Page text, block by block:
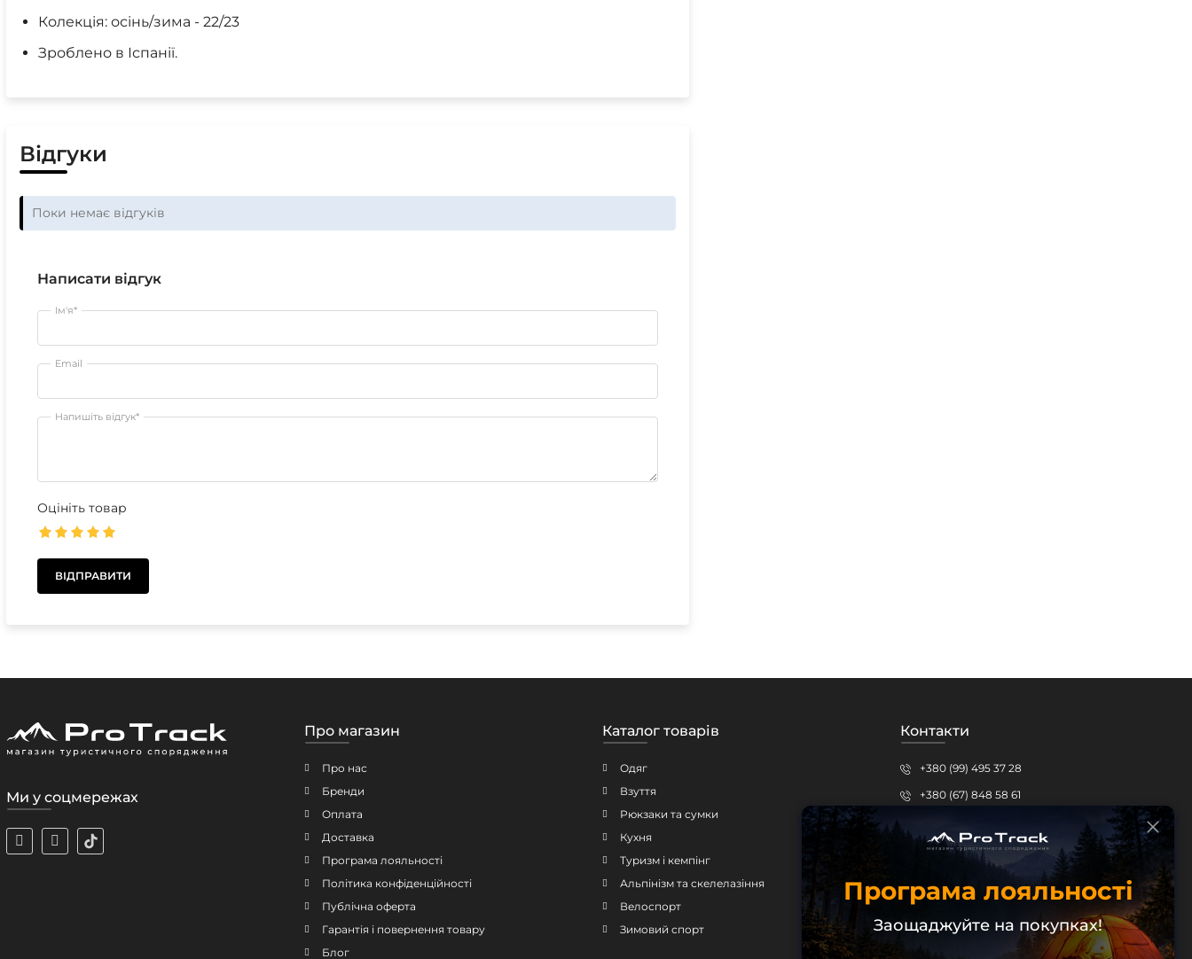
Колекція: осінь/зима - 22/23
Зроблено в Іспанії.
Відгуки
Поки немає відгуків
Написати відгук
Ім'я*
Email
Напишіть відгук*
Оцініть товар
Ми у соцмережах
Про магазин
Про нас
Бренди
Оплата
Доставка
Програма лояльності
Політика конфіденційності
Публічна оферта
Гарантія і повернення товару
Блог
Каталог товарів
Одяг
Взуття
Рюкзаки та сумки
Кухня
Туризм і кемпінг
Альпінізм та скелелазіння
Велоспорт
Зимовий спорт
Контакти
+380 (99) 495 37 28
+380 (67) 848 58 61
Кропивницький, вул.Шевченка, 15б
Безкоштовна консультація
Програма лояльності
Заощаджуйте на покупках!